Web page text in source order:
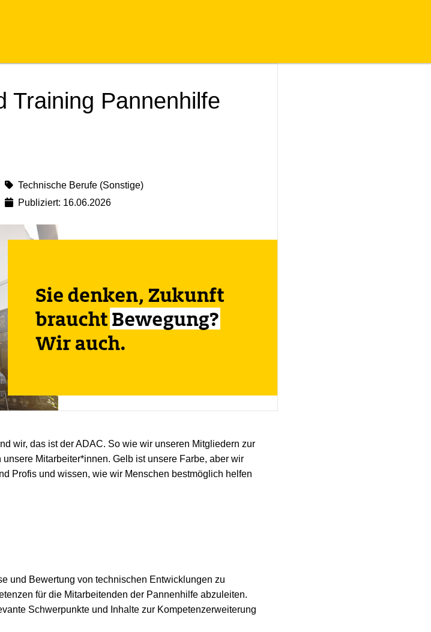
Training Pannenhilfe
Technische Berufe (Sonstige)
Publiziert: 16.06.2026
wir, das ist der ADAC. So wie wir unseren Mitgliedern zur
Mitarbeiter*innen. Gelb ist unsere Farbe, aber wir
Profis und wissen, wie wir Menschen bestmöglich helfen
und Bewertung von technischen Entwicklungen zu
für die Mitarbeitenden der Pannenhilfe abzuleiten.
Schwerpunkte und Inhalte zur Kompetenzerweiterung